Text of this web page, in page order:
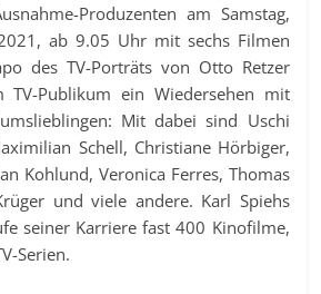
Produzenten am Samstag,
ab 9.05 Uhr mit sechs Filmen
des TV-Porträts von Otto Retzer
TV-Publikum ein Wiedersehen mit
Mit dabei sind Uschi
Schell, Christiane Hörbiger,
Kohlund, Veronica Ferres, Thomas
und viele andere. Karl Spiehs
seiner Karriere fast 400 Kinofilme,
Serien.